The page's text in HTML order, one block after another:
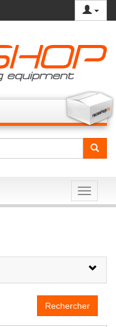
Toggle